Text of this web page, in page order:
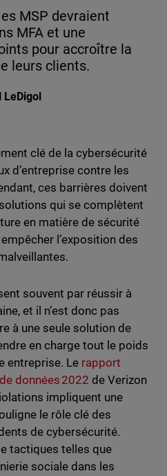
MSP devraient
MFA et une
pour accroître la
leurs clients.
LeDigol
X on Reddit
clé de la cybersécurité
d’entreprise contre les
ces barrières doivent
qui se complètent
en matière de sécurité
l’exposition des
souvent par réussir à
et il n’est donc pas
à une seule solution de
en charge tout le poids
entreprise. Le rapport
données 2022 de Verizon
impliquent une
le rôle clé des
de cybersécurité.
tactiques telles que
sociale dans les